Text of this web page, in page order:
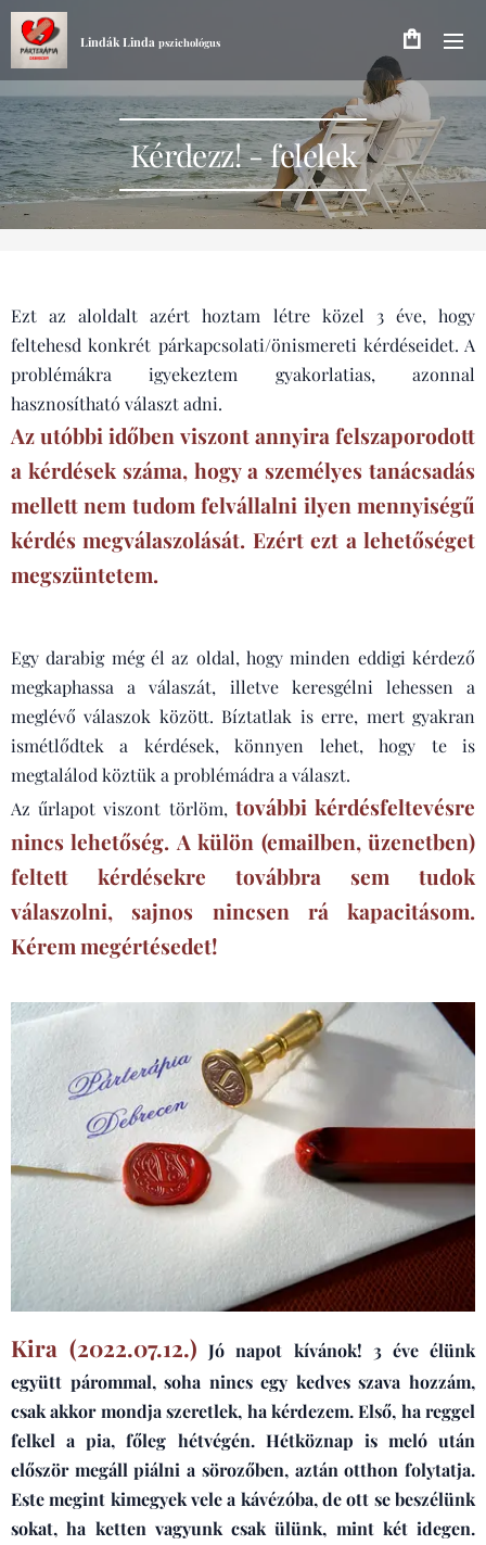
Lindák Linda pszichológus
Kérdezz! - felelek
Ezt az aloldalt azért hoztam létre közel 3 éve, hogy
feltehesd konkrét párkapcsolati/önismereti kérdéseidet. A
problémákra igyekeztem gyakorlatias, azonnal
hasznosítható választ adni.
Az utóbbi időben viszont annyira felszaporodott
a kérdések száma, hogy a személyes tanácsadás
mellett nem tudom felvállalni ilyen mennyiségű
kérdés megválaszolását. Ezért ezt a lehetőséget
megszüntetem.
Egy darabig még él az oldal, hogy minden eddigi kérdező
megkaphassa a válaszát, illetve keresgélni lehessen a
meglévő válaszok között. Bíztatlak is erre, mert gyakran
ismétlődtek a kérdések, könnyen lehet, hogy te is
megtalálod köztük a problémádra a választ.
Az űrlapot viszont törlöm, további kérdésfeltevésre
nincs lehetőség. A külön (emailben, üzenetben)
feltett kérdésekre továbbra sem tudok
válaszolni, sajnos nincsen rá kapacitásom.
Kérem megértésedet!
Kira (2022.07.12.) Jó napot kívánok! 3 éve élünk
együtt párommal, soha nincs egy kedves szava hozzám,
csak akkor mondja szeretlek, ha kérdezem. Első, ha reggel
felkel a pia, főleg hétvégén. Hétköznap is meló után
először megáll piálni a sörozőben, aztán otthon folytatja.
Este megint kimegyek vele a kávézóba, de ott se beszélünk
sokat, ha ketten vagyunk csak ülünk, mint két idegen.